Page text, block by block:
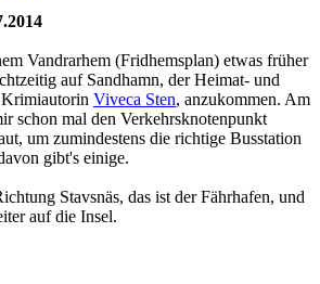
Vandrarhem (Fridhemsplan) etwas früher
auf Sandhamn, der Heimat- und
Viveca Sten, anzukommen. Am
schon mal den Verkehrsknotenpunkt
um zumindestens die richtige Busstation
gibt's einige.
Stavsnäs, das ist der Fährhafen, und
auf die Insel.